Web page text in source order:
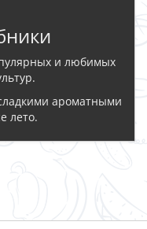
и любимых
ароматными
лето.